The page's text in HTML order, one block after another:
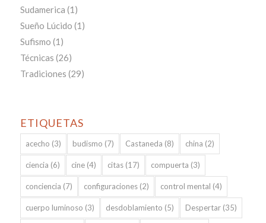
Sudamerica (1)
Sueño Lúcido (1)
Sufismo (1)
Técnicas (26)
Tradiciones (29)
ETIQUETAS
acecho (3) budismo (7) Castaneda (8) china (2)
ciencia (6) cine(4) citas(17) compuerta (3)
conciencia (7) configuraciones(2) control mental (4)
cuerpo luminoso (3) desdoblamiento (5) Despertar(35)